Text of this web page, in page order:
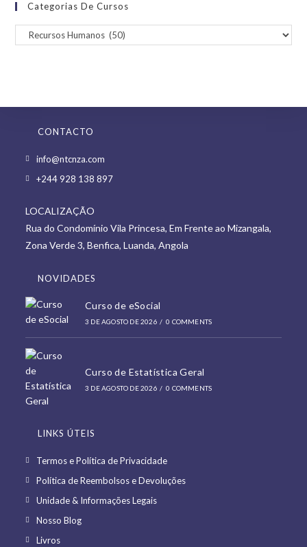
Categorias De Cursos
CONTACTO
info@ntcnza.com
in
tab
+244 928 138 897Opens
new
tab
LOCALIZAÇÃO
Rua do Condomínio Vila Princesa, Em Frente ao Mizangala,
Zona Verde 3, Benfica, Luanda, Angola
NOVIDADES
Curso de eSocial
3 DE AGOSTO DE 2026 / 0 COMMENTS
Curso de Estatística Geral
3 DE AGOSTO DE 2026 / 0 COMMENTS
LINKS ÚTEIS
Termos e Política de PrivacidadeOpens
in
Política de Reembolsos e DevoluçõesOpens
Unidade & Informações LegaisOpens
Nosso BlogOpens
LivrosOpens